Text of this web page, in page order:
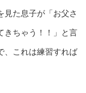
見た息子が「お父さ
きちゃう！！」と言
、これは練習すれば